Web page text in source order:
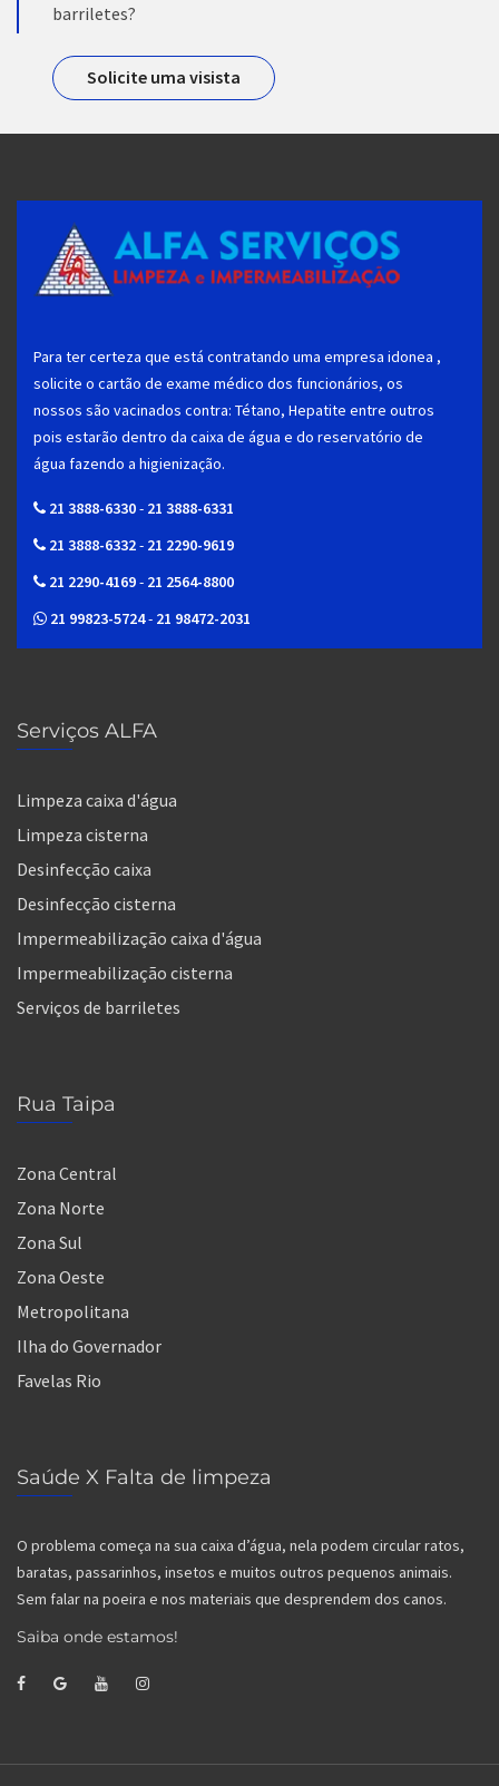
barriletes?
Solicite uma visista
Para ter certeza que está contratando uma empresa idonea ,
solicite o cartão de exame médico dos funcionários, os
nossos são vacinados contra: Tétano, Hepatite entre outros
pois estarão dentro da caixa de água e do reservatório de
água fazendo a higienização.
21 3888-6330- 21 3888-6331
21 3888-6332- 21 2290-9619
21 2290-4169- 21 2564-8800
21 99823-5724- 21 98472-2031
Serviços ALFA
Limpeza caixa d'água
Limpeza cisterna
Desinfecção caixa
Desinfecção cisterna
Impermeabilização caixa d'água
Impermeabilização cisterna
Serviços de barriletes
Rua Taipa
Zona Central
Zona Norte
Zona Sul
Zona Oeste
Metropolitana
Ilha do Governador
Favelas Rio
Saúde X Falta de limpeza
O problema começa na sua caixa d’água, nela podem circular ratos,
baratas, passarinhos, insetos e muitos outros pequenos animais.
Sem falar na poeira e nos materiais que desprendem dos canos.
Saiba onde estamos!